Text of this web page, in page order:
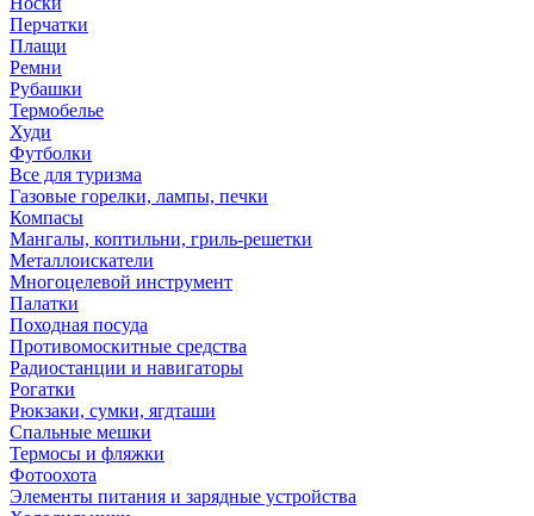
Перчатки
Плащи
Ремни
Рубашки
Термобелье
Худи
Футболки
Все для туризма
Газовые горелки, лампы, печки
Компасы
Мангалы, коптильни, гриль-решетки
Металлоискатели
Многоцелевой инструмент
Палатки
Походная посуда
Противомоскитные средства
Радиостанции и навигаторы
Рогатки
Рюкзаки, сумки, ягдташи
Спальные мешки
Термосы и фляжки
Фотоохота
Элементы питания и зарядные устройства